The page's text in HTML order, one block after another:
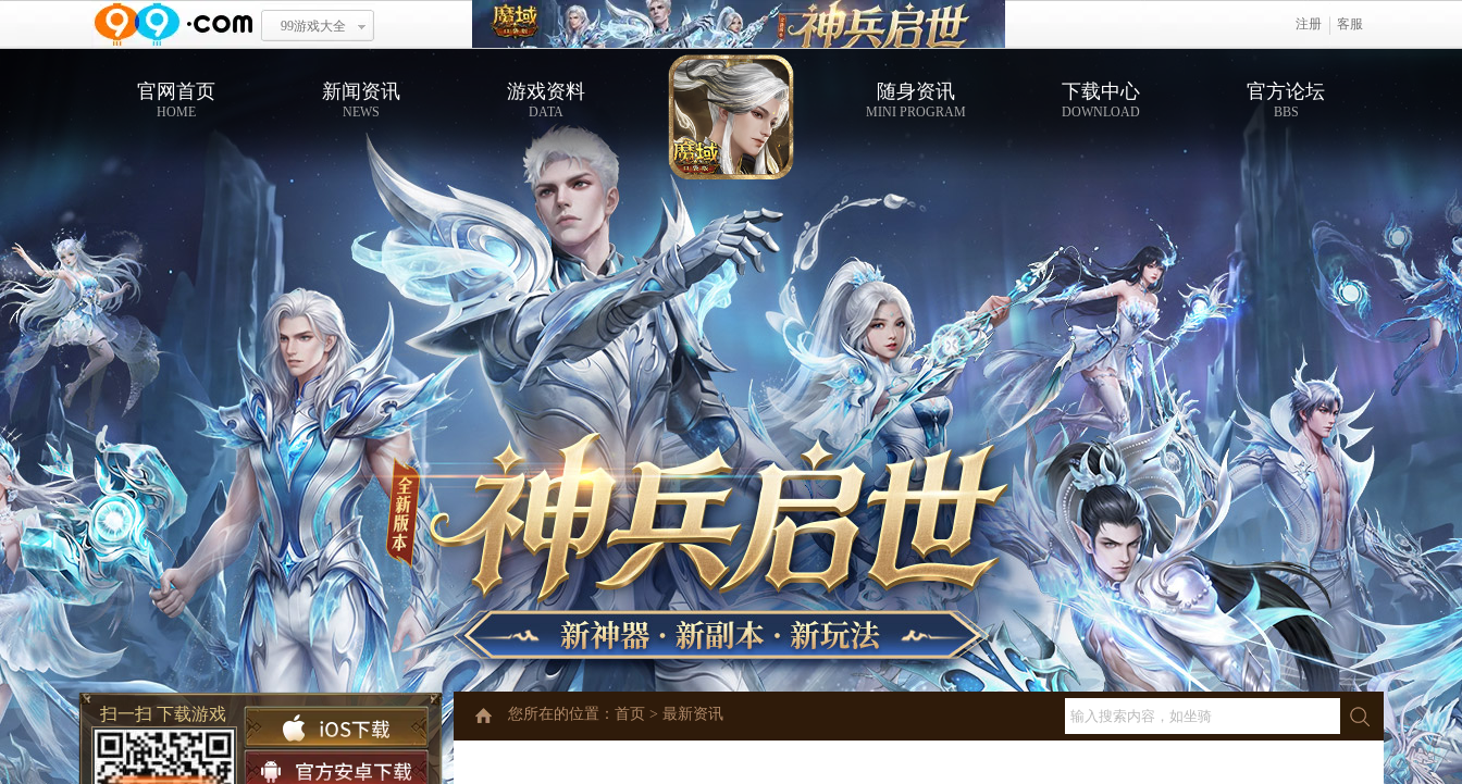
99游戏大全 注册 客服
官网首页
HOME
新闻资讯
NEWS
游戏资料
DATA
随身资讯
MINI PROGRAM
下载中心
DOWNLOAD
官方论坛
BBS
扫一扫 下载游戏 您所在的位置： 首页 > 最新资讯